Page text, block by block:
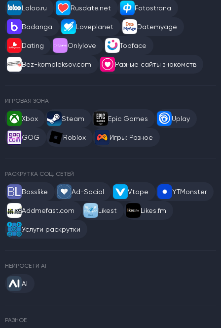
Loloo.ru Rusdate.net Fotostrana
Badanga Loveplanet Datemyage
Dating Onlylove Topface
Bez-kompleksov.com Разные сайты знакомств
ИГРОВАЯ ЗОНА
Xbox Steam Epic Games Uplay
GOG Roblox Игры: Разное
РАСКРУТКА СОЦ. СЕТЕЙ
Bosslike Ad-Social Vtope YTMonster
Addmefast.com Likest Likes.fm
Услуги раскрутки
НЕЙРОСЕТИ AI
AI
РАЗНОЕ